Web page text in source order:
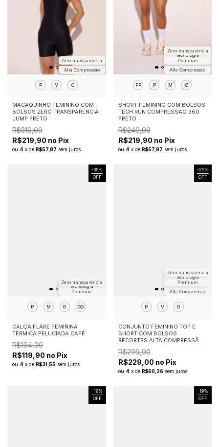
Alta Compressão
Zero transparência
P M G
MACAQUINHO FEMININO COM
BOLSOS ZERO TRANSPARÊNCIA
JUMP PRETO
R$319,00
R$219,90 no Pix
ou 4 x de R$57,87 sem juros
Alta Compressão
Tecnologia
Premium
Zero transparência
PP P M G
SHORT FEMININO COM BOLSOS
TECH RUN COMPRESSÃO 360
PRETO
R$249,90
R$219,90 no Pix
ou 4 x de R$57,87 sem juros
-35%
OFF
Tecnologia
Premium
Zero transparência
P M G GG
CALÇA FLARE FEMININA
TÉRMICA PELUCIADA CAFÉ
R$194,00
R$119,90 no Pix
ou 4 x de R$31,55 sem juros
-20%
OFF
Alta Compressão
Tecnologia
Premium
Zero transparência
P M G
CONJUNTO FEMININO TOP E
SHORT COM BOLSOS
RECORTES ALTA COMPRESSÃO
APEX PRETO
R$299,90
R$229,00 no Pix
ou 4 x de R$60,26 sem juros
-19%
OFF
-19%
OFF